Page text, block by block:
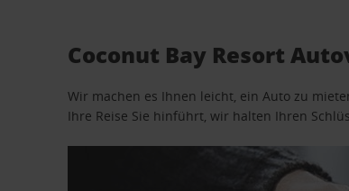
Coconut Bay Resort
Wir machen es Ihnen leicht, ein Auto zu
Ihre Reise Sie hinführt, wir halten Ihren